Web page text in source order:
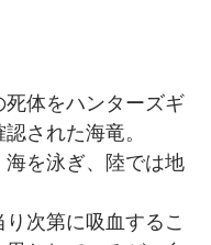
体をハンターズギ
された海竜。
を泳ぎ、陸では地
次第に吸血するこ